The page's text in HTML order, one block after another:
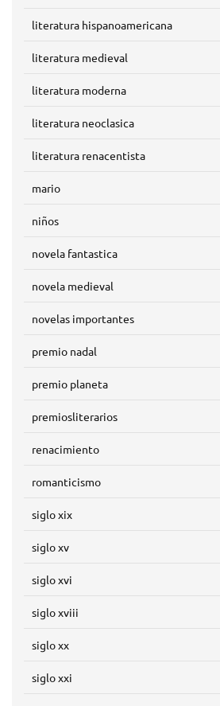
literatura hispanoamericana
literatura medieval
literatura moderna
literatura neoclasica
literatura renacentista
mario
niños
novela fantastica
novela medieval
novelas importantes
premio nadal
premio planeta
premiosliterarios
renacimiento
romanticismo
siglo xix
siglo xv
siglo xvi
siglo xviii
siglo xx
siglo xxi